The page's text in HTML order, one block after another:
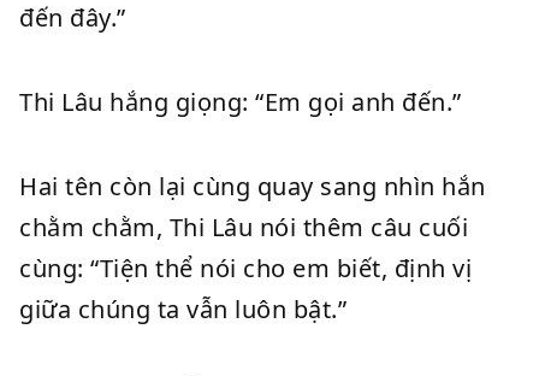
đến đây.”
Thi Lâu hắng giọng: “Em gọi anh đến.”
Hai tên còn lại cùng quay sang nhìn hắn
chằm chằm, Thi Lâu nói thêm câu cuối
cùng: “Tiện thể nói cho em biết, định vị
giữa chúng ta vẫn luôn bật.”